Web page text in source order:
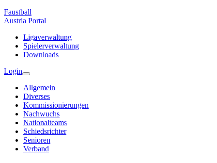
Faustball
Austria Portal
Ligaverwaltung
Spielerverwaltung
Downloads
Login
Allgemein
Diverses
Kommissionierungen
Nachwuchs
Nationalteams
Schiedsrichter
Senioren
Verband